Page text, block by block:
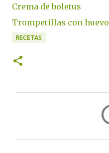
Crema de boletus
Trompetillas con huevo
RECETAS